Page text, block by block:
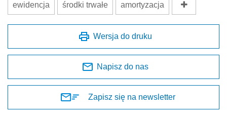
ewidencja środki trwałe amortyzacja
Wersja do druku
Napisz do nas
Zapisz się na newsletter